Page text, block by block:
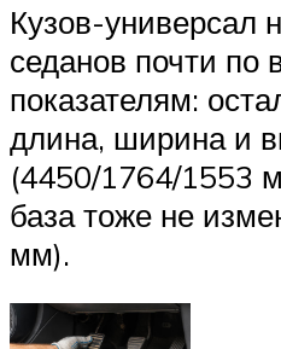
Кузов-универсал
седанов почти по
показателям:
длина, ширина и
(4450/1764/1553
база тоже не
мм).